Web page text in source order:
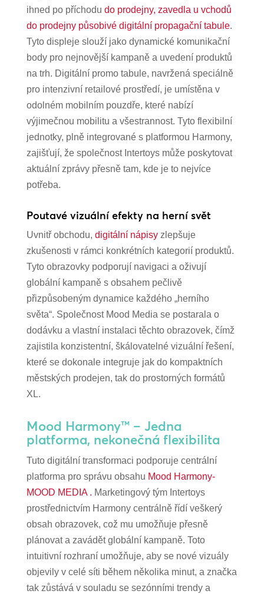
ihned po příchodu do prodejny, zavedla u vchodů
do prodejny působivé digitální propagační tabule.
Tyto displeje slouží jako dynamické komunikační
body pro nejnovější kampaně a uvedení produktů
na trh. Digitální promo tabule, navržená speciálně
pro intenzivní retailové prostředí, je umístěna v
odolném mobilním pouzdře, které nabízí
výjimečnou mobilitu a všestrannost. Tyto flexibilní
jednotky, plně integrované s platformou Harmony,
zajišťují, že společnost Intertoys může poskytovat
aktuální zprávy přesně tam, kde je to nejvíce
potřeba.
Poutavé vizuální efekty na herní svět
Uvnitř obchodu, digitální nápisyzlepšuje
zkušenosti v rámci konkrétních kategorií produktů.
Tyto obrazovky podporují navigaci a oživují
globální kampaně s obsahem pečlivě
přizpůsobeným dynamice každého „herního
světa“. Společnost Mood Media se postarala o
dodávku a vlastní instalaci těchto obrazovek, čímž
zajistila konzistentní, škálovatelné vizuální řešení,
které se dokonale integruje jak do kompaktních
městských prodejen, tak do prostorných formátů
XL.
Mood Harmony™ – Jedna
platforma, nekonečná flexibilita
Tuto digitální transformaci podporuje centrální
platforma pro správu obsahu Mood Harmony-
MOOD MEDIA . Marketingový tým Intertoys
prostřednictvím Harmony centrálně řídí veškerý
obsah obrazovek, což mu umožňuje přesně
plánovat a zavádět globální kampaně. Toto
intuitivní rozhraní umožňuje, aby se nové vizuály
objevily v celé síti během několika minut, a značka
tak zůstává v souladu se sezónními trendy a